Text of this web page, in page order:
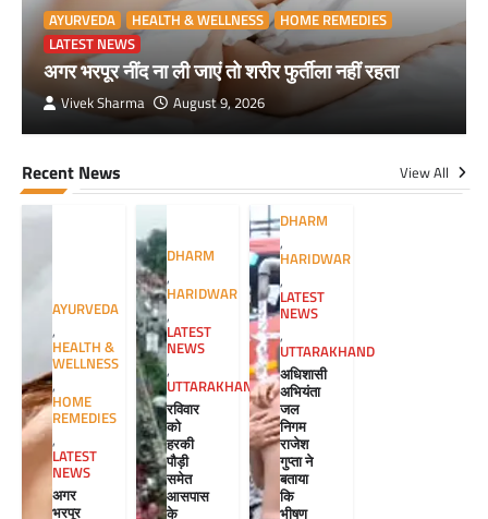
AYURVEDA HEALTH & WELLNESS
HOME REMEDIES
LATEST NEWS
अगर भरपूर नींद ना ली जाएं तो शरीर फुर्तीला नहीं रहता
Vivek Sharma August 9, 2026
Recent News View All
AYURVEDA
,
HEALTH &
WELLNESS
,
HOME
REMEDIES
,
LATEST
NEWS
अगर
भरपूर
DHARM
,
HARIDWAR
,
LATEST
NEWS
,
UTTARAKHAND
रविवार
को
हरकी
पौड़ी
समेत
आसपास
के
DHARM
,
HARIDWAR
,
LATEST
NEWS
,
UTTARAKHAND
अधिशासी
अभियंता
जल
निगम
राजेश
गुप्ता ने
बताया
कि
भीषण